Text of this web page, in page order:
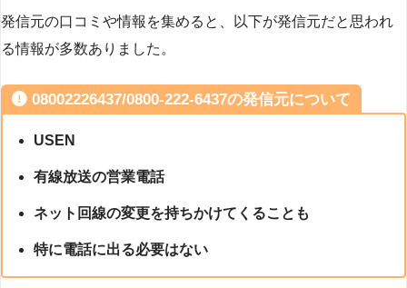
発信元の口コミや情報を集めると、以下が発信元だと思われ
る情報が多数ありました。
08002226437/0800-222-6437の発信元について
USEN
有線放送の営業電話
ネット回線の変更を持ちかけてくることも
特に電話に出る必要はない